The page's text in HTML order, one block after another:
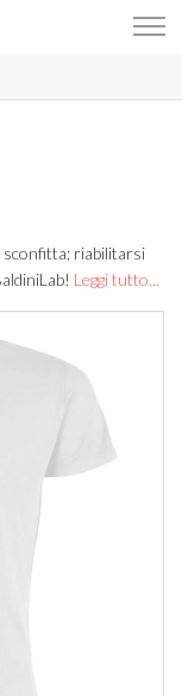
sconfitta; riabilitarsi
Leggi tutto...